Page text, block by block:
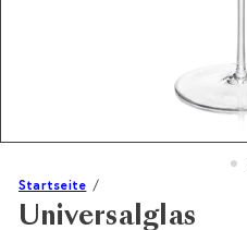
Startseite
Universalglas